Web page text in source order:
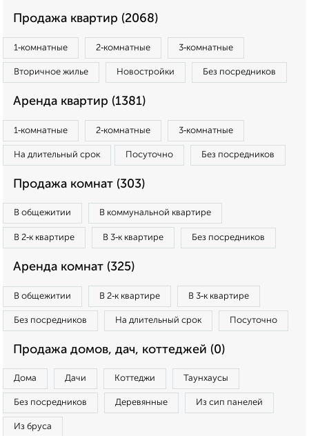
Продажа квартир (2068)
1‑комнатные 2‑комнатные 3‑комнатные
Вторичное жилье Новостройки Без посредников
Аренда квартир (1381)
1‑комнатные 2‑комнатные 3‑комнатные
На длительный срок Посуточно Без посредников
Продажа комнат (303)
В общежитии В коммунальной квартире
В 2‑к квартире В 3‑к квартире Без посредников
Аренда комнат (325)
В общежитии В 2‑к квартире В 3‑к квартире
Без посредников На длительный срок Посуточно
Продажа домов, дач, коттеджей (0)
Дома Дачи Коттеджи Таунхаусы
Без посредников Деревянные Из сип панелей
Из бруса